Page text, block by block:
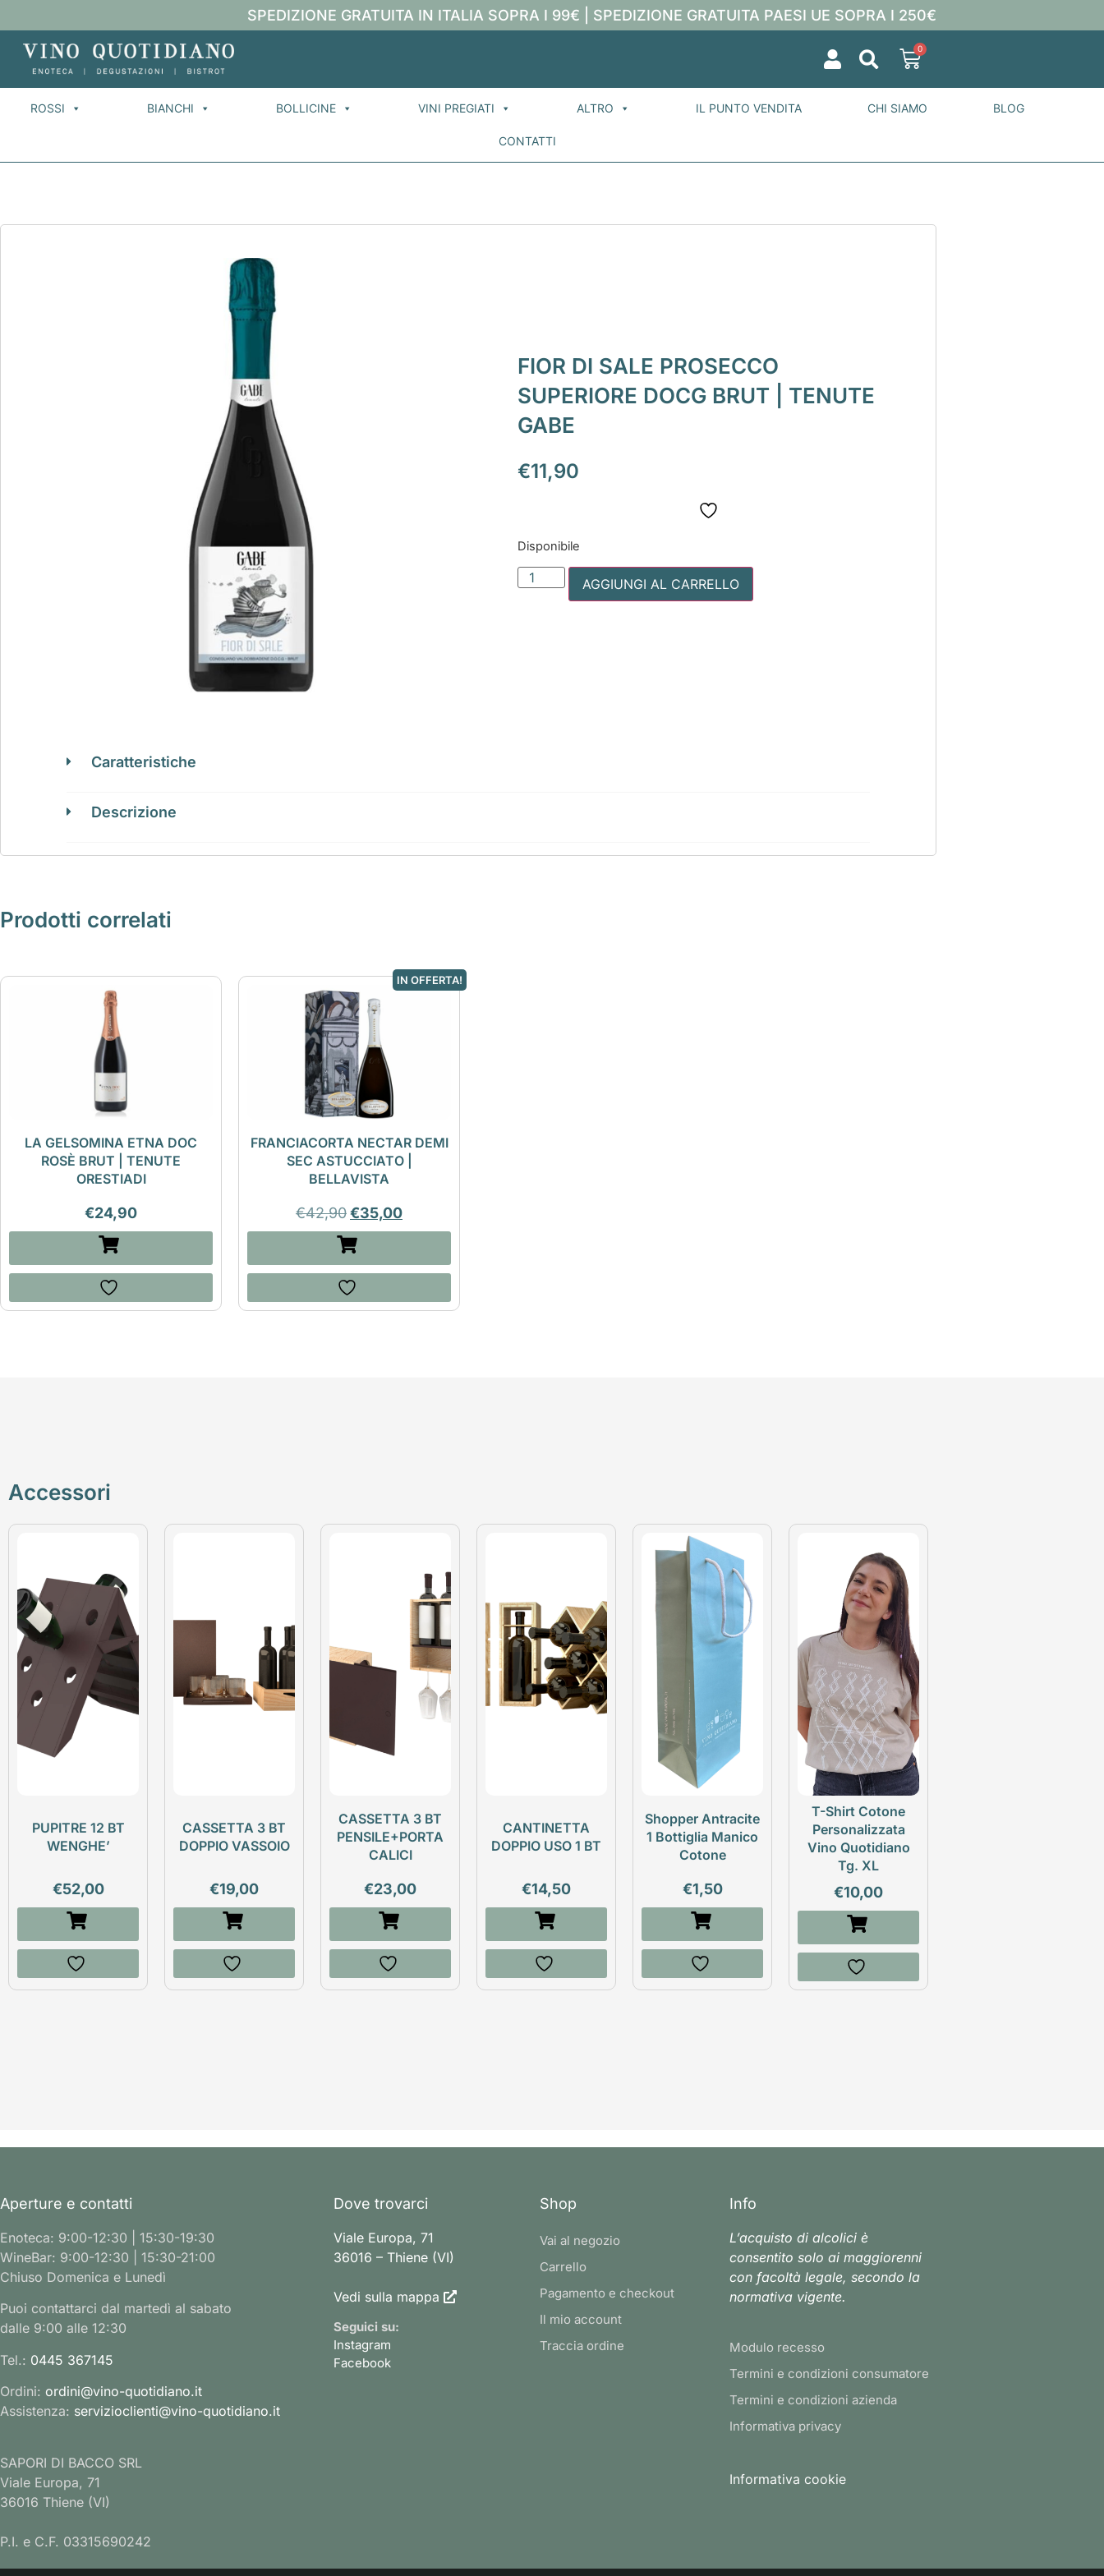
SPEDIZIONE GRATUITA IN ITALIA SOPRA I 99€ | SPEDIZIONE GRATUITA PAESI UE SOPRA I 250€
0
ROSSI BIANCHI BOLLICINE VINI PREGIATI ALTRO IL PUNTO VENDITA CHI SIAMO BLOG
CONTATTI
FIOR DI SALE PROSECCO
SUPERIORE DOCG BRUT | TENUTE
GABE
€11,90
Disponibile
AGGIUNGI AL CARRELLO
Caratteristiche
Descrizione
Prodotti correlati
LA GELSOMINA ETNA DOC
ROSÈ BRUT | TENUTE
ORESTIADI
€24,90
IN OFFERTA!
FRANCIACORTA NECTAR DEMI
SEC ASTUCCIATO |
BELLAVISTA
€42,90€35,00
Accessori
PUPITRE 12 BT
WENGHE’
€52,00
CASSETTA 3 BT
DOPPIO VASSOIO
€19,00
CASSETTA 3 BT
PENSILE+PORTA
CALICI
€23,00
CANTINETTA
DOPPIO USO 1 BT
€14,50
Shopper Antracite
1 Bottiglia Manico
Cotone
€1,50
T-Shirt Cotone
Personalizzata
Vino Quotidiano
Tg. XL
€10,00
Aperture e contatti
Enoteca: 9:00-12:30 | 15:30-19:30
WineBar: 9:00-12:30 | 15:30-21:00
Chiuso Domenica e Lunedì
Puoi contattarci dal martedì al sabato
dalle 9:00 alle 12:30
Tel.: 0445 367145
Ordini: ordini@vino-quotidiano.it
Assistenza: servizioclienti@vino-quotidiano.it
SAPORI DI BACCO SRL
Viale Europa, 71
36016 Thiene (VI)
P.I. e C.F. 03315690242
Dove trovarci
Viale Europa, 71
36016 – Thiene (VI)
Vedi sulla mappa
Seguici su:
Instagram
Facebook
Shop
Vai al negozio
Carrello
Pagamento e checkout
Il mio account
Traccia ordine
Info
L’acquisto di alcolici è
consentito solo ai maggiorenni
con facoltà legale, secondo la
normativa vigente.
Modulo recesso
Termini e condizioni consumatore
Termini e condizioni azienda
Informativa privacy
Informativa cookie